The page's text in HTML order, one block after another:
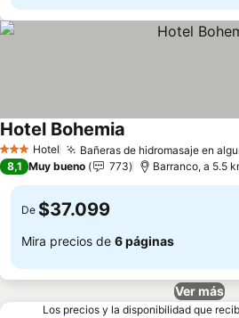
3 Estrellas
Hotel Bañeras de hidromasaje en
Hotel Bohemia
8,1 Muy bueno 773 Barranco, a 5.5
De $37.099
Mira precios de 6 páginas
Ver más
Los precios y la disponibilidad que